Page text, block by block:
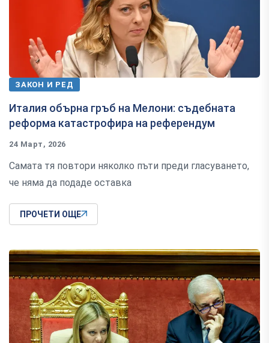
ЗАКОН И РЕД
Италия обърна гръб на Мелони: съдебната
реформа катастрофира на референдум
24 Март, 2026
Самата тя повтори няколко пъти преди гласуването,
че няма да подаде оставка
ПРОЧЕТИ ОЩЕ